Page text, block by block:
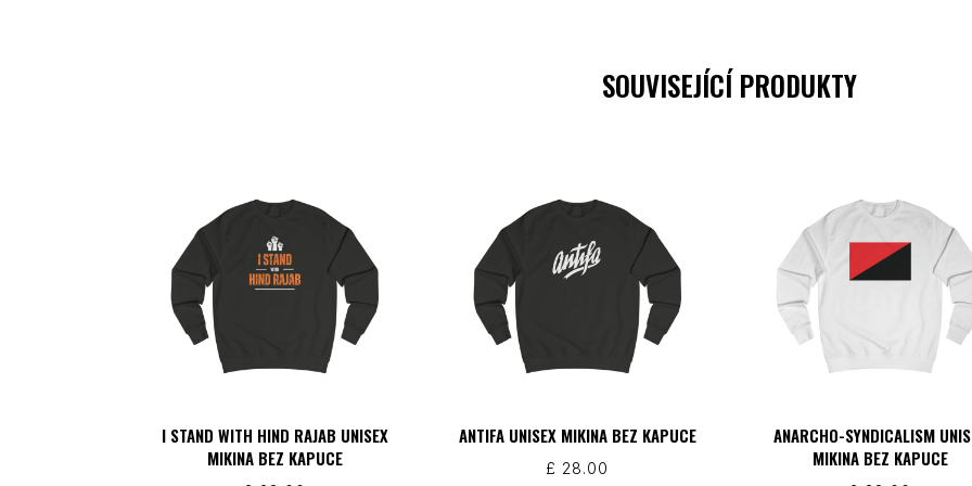
SOUVISEJÍCÍ PRODUKTY
I STAND WITH HIND RAJAB UNISEX
MIKINA BEZ KAPUCE
ANTIFA UNISEX MIKINA BEZ KAPUCE
£ 28.00
ANARCHO-SYNDICALISM
MIKINA BEZ KAPUCE